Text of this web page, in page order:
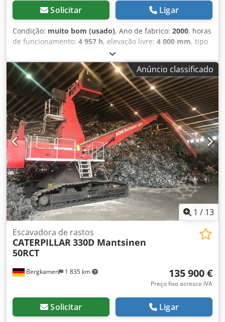
Solicitar Ligar
Condição: muito bom (usado), Ano de fabrico: 2000, horas
de funcionamento: 4 957 h, elevação livre: 4 000 mm, tipo
, tipo de engrenagem:
cor:amarelo, Ano de fabrico: 2000 Codpfx Aozd E S
Djhuerf Peso em vazio: 4.610 kg Capacidade de elevação:
3.000 kg Condição técnica: muito boa Condição visual:
muito boa Para mais informações, contacte Thierry
Leemans.
Anúncio classificado
1 / 13
Bergkamen 1 835 km
Escavadora de rastos
CATERPILLAR330D Mantsinen
50RCT
135 900 €
Preço fixo acresce IVA
Solicitar Ligar